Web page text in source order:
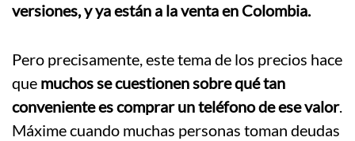
versiones, y ya están a la venta en Colombia.
Pero precisamente, este tema de los precios hace
que muchos se cuestionen sobre qué tan
conveniente es comprar un teléfono de ese valor.
Máxime cuando muchas personas toman deudas